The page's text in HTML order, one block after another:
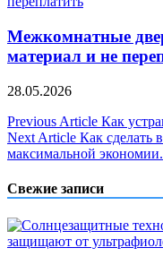
Межкомнатные
материал и не
28.05.2026
Навигация
по
Previous Article Как
Next Article Как сделать
максимальной экономии.
Свежие записи